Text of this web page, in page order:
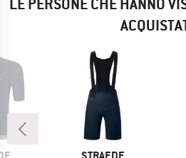
LE PERSONE CHE HANNO